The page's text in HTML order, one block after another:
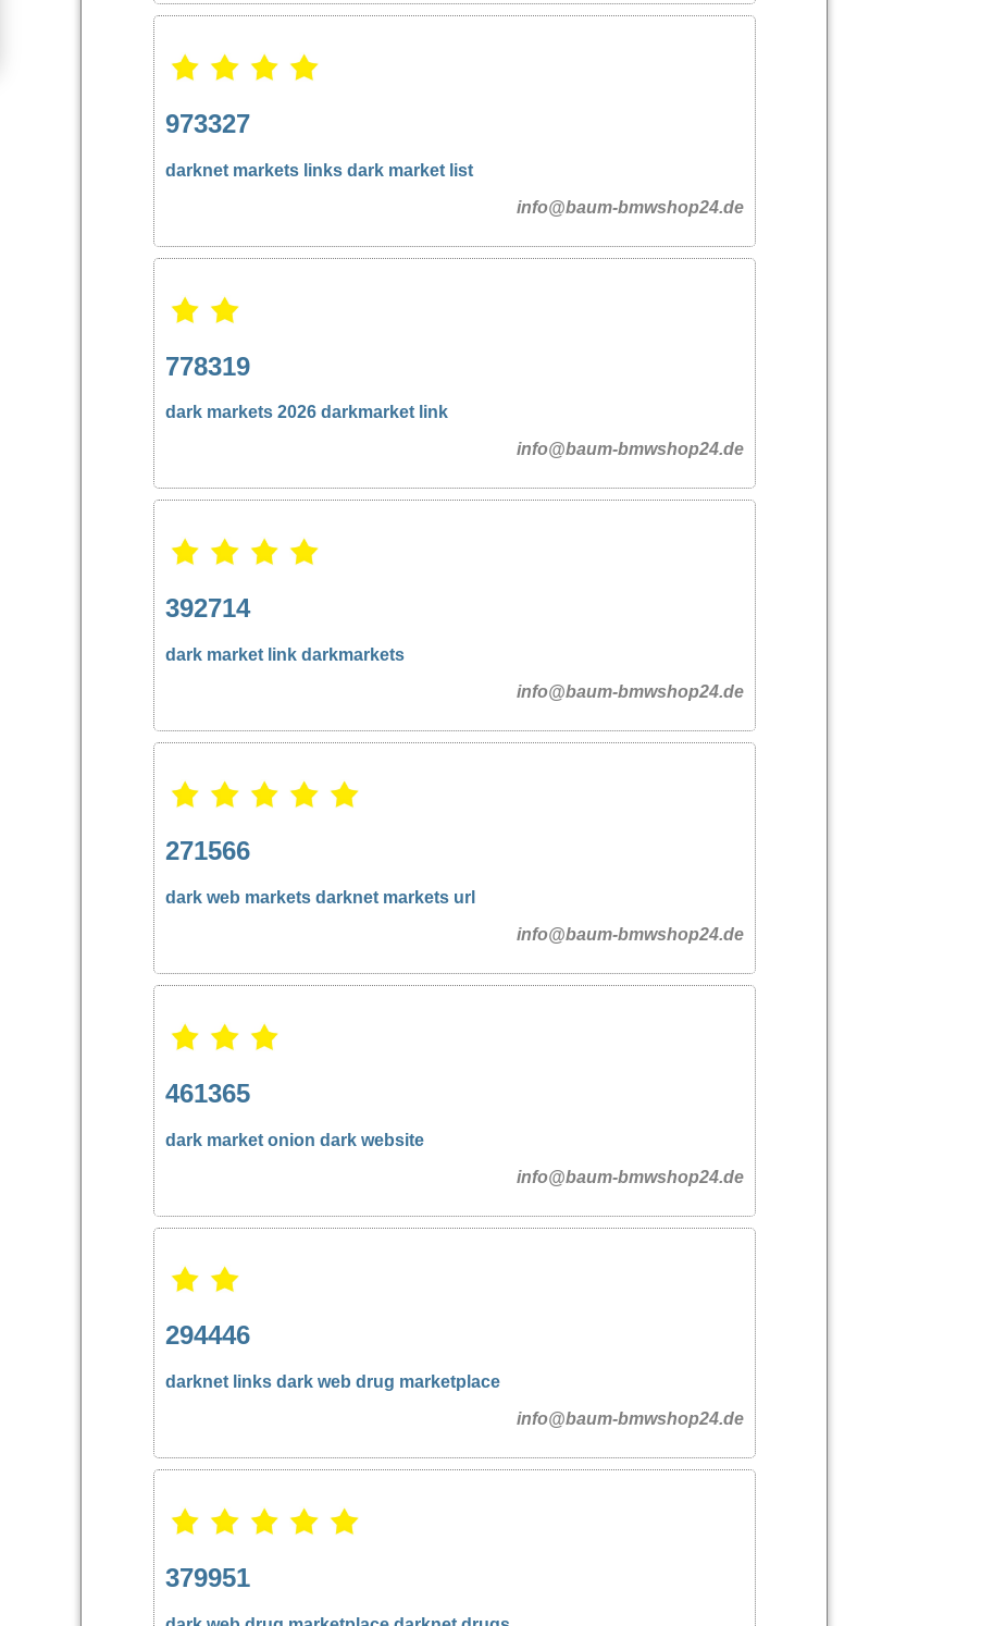
973327
darknet markets links dark market list
info@baum-bmwshop24.de
778319
dark markets 2026 darkmarket link
info@baum-bmwshop24.de
392714
dark market link darkmarkets
info@baum-bmwshop24.de
271566
dark web markets darknet markets url
info@baum-bmwshop24.de
461365
dark market onion dark website
info@baum-bmwshop24.de
294446
darknet links dark web drug marketplace
info@baum-bmwshop24.de
379951